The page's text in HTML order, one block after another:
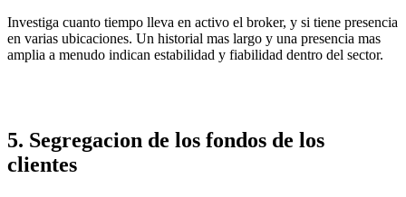
Investiga cuanto tiempo lleva en activo el broker, y si tiene presencia
en varias ubicaciones. Un historial mas largo y una presencia mas
amplia a menudo indican estabilidad y fiabilidad dentro del sector.
5. Segregacion de los fondos de los
clientes